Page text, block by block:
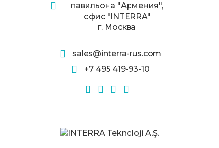
павильона "Армения",
офис "INTERRA"
г. Москва
sales@interra-rus.com
+7 495 419-93-10